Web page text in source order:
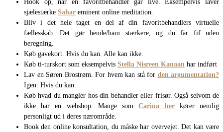
Hook op, når en favoritbehandler går live. Eksempelvis laver
sjælestærke Sahar eminent online meditation.
Bliv i det hele taget en del af din favoritbehandlers virtuelle
fællesskab. Det gør hende/ham stærkere, og du får fif uden
beregning.
Køb gavekort. Hvis du kan. Alle kan ikke.
Køb ti-turskort som eksempelvis Stella Nisreen Kanaan har indført
Lav en Søren Brostrøm. For hvem kan stå for den argumentation?
Igen: Hvis du kan.
Køb hvad du mangler hos din behandler eller frisør. Også selvom de
ikke har en webshop. Mange somCarina herkører nemlig
personligt ud i deres nærområde.
Book den online konsultation, du måske har overvejet. Det kan være